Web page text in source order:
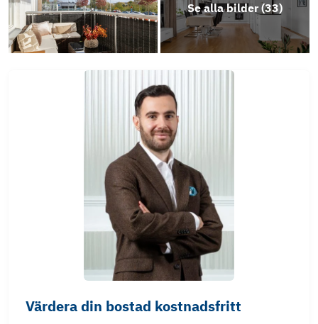
Se alla bilder (33)
Värdera din bostad kostnadsfritt